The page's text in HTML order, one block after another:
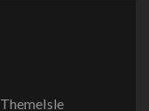
ThemeIsle